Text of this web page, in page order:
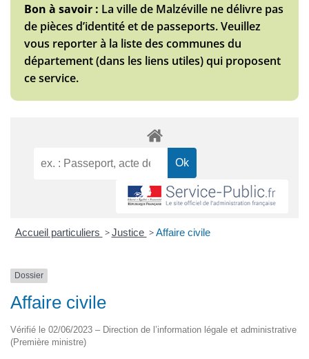
Bon à savoir : La ville de Malzéville ne délivre pas
de pièces d’identité et de passeports. Veuillez
vous reporter à la liste des communes du
département (dans les liens utiles) qui proposent
ce service.
Accueil particuliers > Justice > Affaire civile
Dossier
Affaire civile
Vérifié le 02/06/2023 – Direction de l’information légale et administrative
(Première ministre)